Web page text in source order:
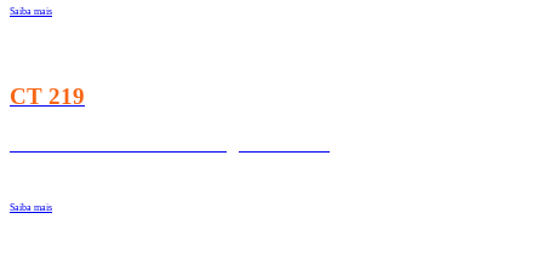
Saiba mais
CT 219
Saiba mais